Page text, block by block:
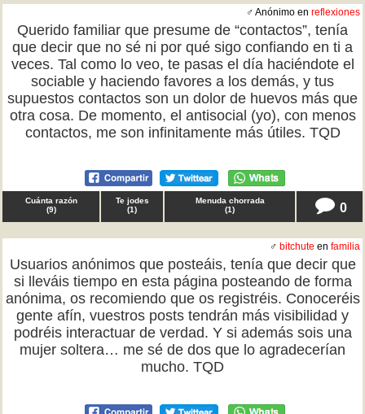
♂ Anónimo en reflexiones
Querido familiar que presume de “contactos”, tenía
que decir que no sé ni por qué sigo confiando en ti a
veces. Tal como lo veo, te pasas el día haciéndote el
sociable y haciendo favores a los demás, y tus
supuestos contactos son un dolor de huevos más que
otra cosa. De momento, el antisocial (yo), con menos
contactos, me son infinitamente más útiles. TQD
Cuánta razón
(9)
Te jodes
(1)
Menuda chorrada
(1) 0
♂ bitchute en familia
Usuarios anónimos que posteáis, tenía que decir que
si lleváis tiempo en esta página posteando de forma
anónima, os recomiendo que os registréis. Conoceréis
gente afín, vuestros posts tendrán más visibilidad y
podréis interactuar de verdad. Y si además sois una
mujer soltera… me sé de dos que lo agradecerían
mucho. TQD